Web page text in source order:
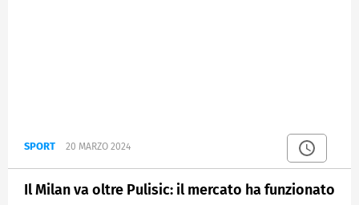
SPORT 20 MARZO 2024
Il Milan va oltre Pulisic: il mercato ha funzionato